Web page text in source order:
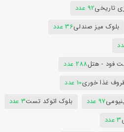
تاریخی92 عدد
بلوک میز صندلی36 عدد
فود - هتل288 عدد
غذا خوری10 عدد
97 عدد بلوک اتوکد تست3 عدد
3 عدد